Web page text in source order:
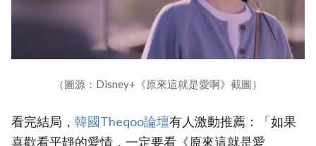
（圖源：Disney+《原來這就是愛啊》截圖）
看完結局， 韓國Theqoo論壇有人激動推薦：「如果
喜歡看平靜的愛情，一定要看《原來這就是愛